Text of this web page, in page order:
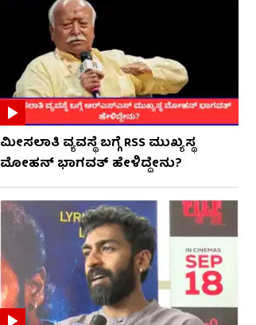
ಮೀಸಲಾತಿ ವ್ಯವಸ್ಥೆ ಬಗ್ಗೆ RSS​ ಮುಖ್ಯಸ್ಥ
ಮೋಹನ್ ಭಾಗವತ್ ಹೇಳಿದ್ದೇನು?